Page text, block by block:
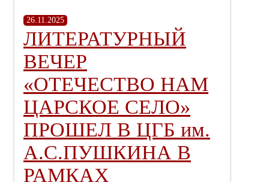
26.11.2025
ЛИТЕРАТУРНЫЙ
ВЕЧЕР
«ОТЕЧЕСТВО НАМ
ЦАРСКОЕ СЕЛО»
ПРОШЕЛ В ЦГБ им.
А.С.ПУШКИНА В
РАМКАХ